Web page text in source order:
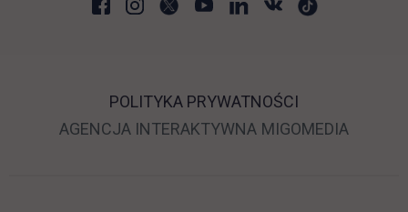
POLITYKA PRYWATNOŚCI
AGENCJA INTERAKTYWNA LINK OTWIERA SIĘ
MIGOMEDIA